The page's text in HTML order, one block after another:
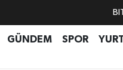
GÜNDEM SPOR